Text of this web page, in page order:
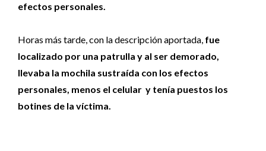
efectos personales.
Horas más tarde, con la descripción aportada, fue
localizado por una patrulla y al ser demorado,
llevaba la mochila sustraída con los efectos
personales, menos el celular y tenía puestos los
botines de la víctima.